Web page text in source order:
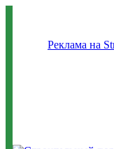
Реклама на